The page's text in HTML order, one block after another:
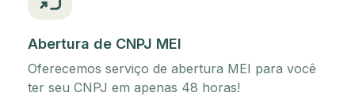
Abertura de CNPJ MEI
Oferecemos serviço de abertura MEI para você
ter seu CNPJ em apenas 48 horas!